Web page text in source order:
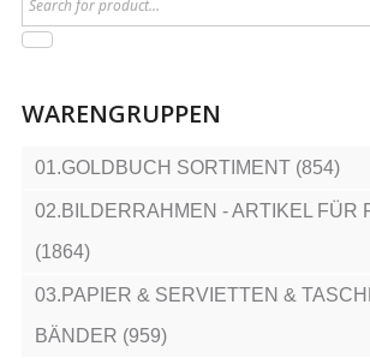
WARENGRUPPEN
01.GOLDBUCH SORTIMENT (854)
02.BILDERRAHMEN - ARTIKEL FÜR
(1864)
03.PAPIER & SERVIETTEN &
BÄNDER (959)